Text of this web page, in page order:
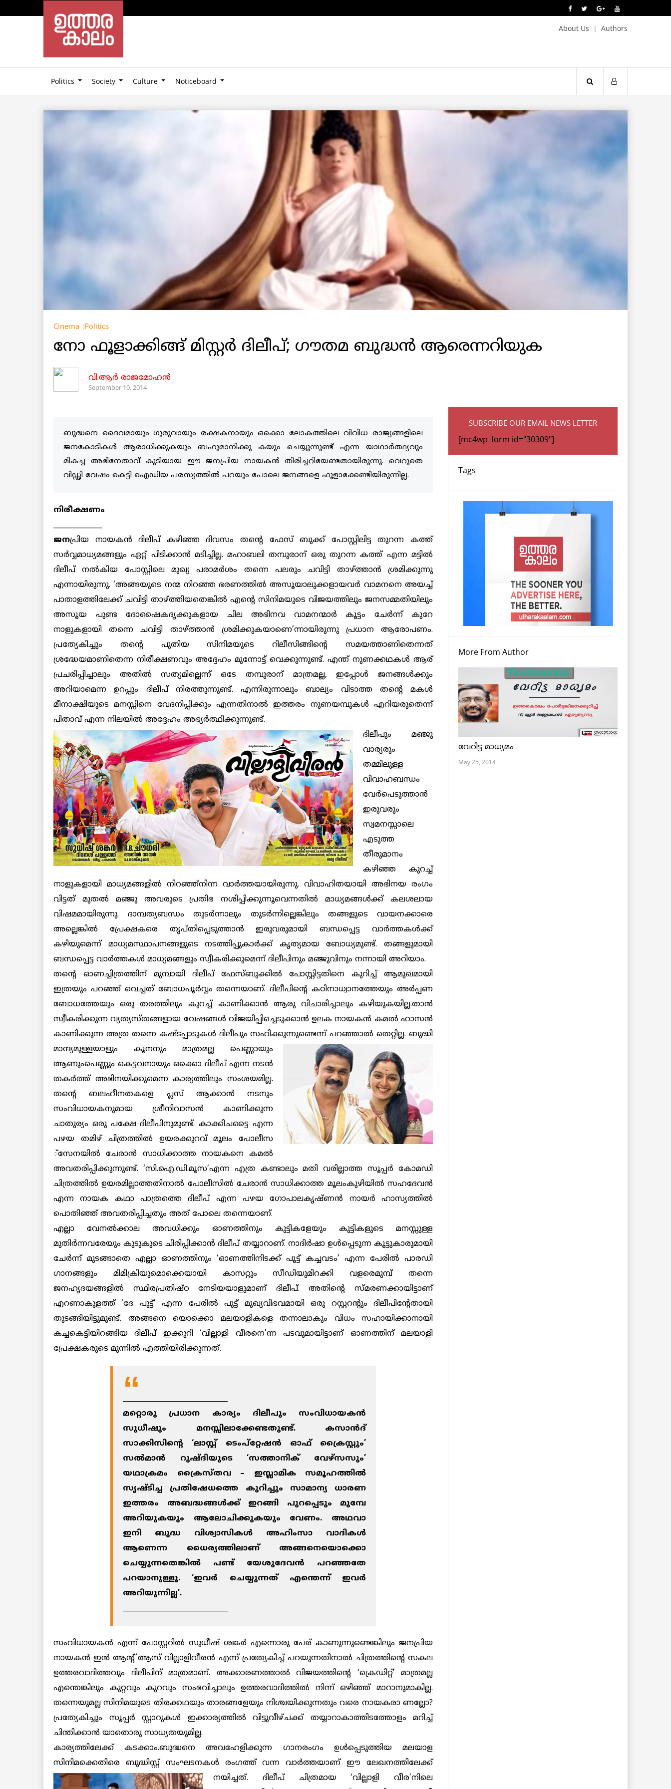
About Us Authors
Politics Society Culture Noticeboard
Cinema Politics
നോ ഫൂളാക്കിങ്ങ് മിസ്റ്റര്‍ ദിലീപ്; ഗൗതമ ബുദ്ധന്‍ ആരെന്നറിയുക
വി.ആര്‍ രാജമോഹന്‍
September 10, 2014
ബുദ്ധനെ ദൈവമായും ഗുരുവായും രക്ഷകനായും ഒക്കൊ ലോകത്തിലെ വിവിധ രാജ്യങ്ങളിലെ
ജനകോടികള്‍ ആരാധിക്കുകയും ബഹുമാനിക്കു കയും ചെയ്യുന്നുണ്ട് എന്ന യാഥാര്‍ത്ഥ്യവും
മികച്ച അഭിനേതാവ് കൂടിയായ ഈ ജനപ്രിയ നായകന്‍ തിരിച്ചറിയേണ്ടതായിരുന്നു. വെറുതെ
വിഡ്ഢി വേഷം കെട്ടി ഐഡിയ പരസ്യത്തില്‍ പറയും പോലെ ജനങ്ങളെ ഫൂളാക്കേണ്ടിയിരുന്നില്ല.
നിരീക്ഷണം
ജനപ്രിയ നായകന്‍ ദിലീപ് കഴിഞ്ഞ ദിവസം തന്റെ ഫേസ് ബുക്ക് പോസ്റ്റിലിട്ട തുറന്ന കത്ത്
സര്‍വ്വമാധ്യമങ്ങളും ഏറ്റ് പിടിക്കാന്‍ മടിച്ചില്ല. മഹാബലി തമ്പുരാന് ഒരു തുറന്ന കത്ത് എന്ന മട്ടില്‍
ദിലീപ് നല്‍കിയ പോസ്റ്റിലെ മുഖ്യ പരാമര്‍ശം തന്നെ പലരും ചവിട്ടി താഴ്ത്താന്‍ ശ്രമിക്കുന്നു
എന്നായിരുന്നു. ‘അങ്ങയുടെ നന്മ നിറഞ്ഞ ഭരണത്തില്‍ അസൂയാലുക്കളായവര്‍ വാമനനെ അയച്ച്
പാതാളത്തിലേക്ക് ചവിട്ടി താഴ്ത്തിയതെങ്കില്‍ എന്റെ സിനിമയുടെ വിജയത്തിലും ജനസമ്മതിയിലും
അസൂയ പുണ്ട ദോഷൈകദൃക്കുകളായ ചില അഭിനവ വാമനന്മാര്‍ കൂട്ടം ചേര്‍ന്ന് കുറേ
നാളുകളായി തന്നെ ചവിട്ടി താഴ്ത്താന്‍ ശ്രമിക്കുകയാണെ’ന്നായിരുന്നു പ്രധാന ആരോപണം.
പ്രത്യേകിച്ചും തന്റെ പുതിയ സിനിമയുടെ റിലീസിങ്ങിന്റെ സമയത്താണിതെന്നത്
ശ്രദ്ധേയമാണിതെന്ന നിരീക്ഷണവും അദ്ദേഹം മുന്നോട്ട് വെക്കുന്നുണ്ട്. എന്ത് നുണക്കഥകള്‍ ആര്
പ്രചരിപ്പിച്ചാലും അതില്‍ സത്യമില്ലെന്ന് ഒടേ തമ്പുരാന് മാത്രമല്ല, ഇപ്പോള്‍ ജനങ്ങള്‍ക്കും
അറിയാമെന്ന ഉറപ്പും ദിലീപ് നിരത്തുന്നുണ്ട്. എന്നിരുന്നാലും ബാല്യം വിടാത്ത തന്റെ മകള്‍
മീനാക്ഷിയുടെ മനസ്സിനെ വേദനിപ്പിക്കും എന്നതിനാല്‍ ഇത്തരം നുണയമ്പുകള്‍ എറിയരുതെന്ന്
പിതാവ് എന്ന നിലയില്‍ അദ്ദേഹം അഭ്യര്‍ത്ഥിക്കുന്നുണ്ട്.
ദിലീപും മഞ്ജു
വാര്യരും
തമ്മിലുള്ള
വിവാഹബന്ധം
വേര്‍പെടുത്താന്‍
ഇരുവരും
സ്വമനസ്സാലെ
എടുത്ത
തീരുമാനം
കഴിഞ്ഞ കുറച്ച്
നാളുകളായി മാധ്യമങ്ങളില്‍ നിറഞ്ഞ്‌നിന്ന വാര്‍ത്തയായിരുന്നു. വിവാഹിതയായി അഭിനയ രംഗം
വിട്ടത് മുതല്‍ മഞ്ജു അവരുടെ പ്രതിഭ നശിപ്പിക്കുന്നൂവെന്നതില്‍ മാധ്യമങ്ങള്‍ക്ക് കലശലായ
വിഷമമായിരുന്നു. ദാമ്പത്യബന്ധം തുടര്‍ന്നാലും തുടര്‍ന്നില്ലെങ്കിലും തങ്ങളുടെ വായനക്കാരെ
അല്ലെങ്കില്‍ പ്രേക്ഷകരെ തൃപ്തിപ്പെടുത്താന്‍ ഇരുവരുമായി ബന്ധപ്പെട്ട വാര്‍ത്തകള്‍ക്ക്
കഴിയുമെന്ന് മാധ്യമസ്ഥാപനങ്ങളുടെ നടത്തിപ്പുകാര്‍ക്ക് കൃത്യമായ ബോധ്യമുണ്ട്. തങ്ങളുമായി
ബന്ധപ്പെട്ട വാര്‍ത്തകള്‍ മാധ്യമങ്ങളും സ്വീകരിക്കുമെന്ന് ദിലീപിനും മഞ്ജുവിനും നന്നായി അറിയാം.
തന്റെ ഓണച്ചിത്രത്തിന് മുമ്പായി ദിലീപ് ഫേസ്ബുക്കില്‍ പോസ്റ്റിട്ടതിനെ കുറിച്ച് ആമുഖമായി
ഇത്രയും പറഞ്ഞ് വെച്ചത് ബോധപൂര്‍വ്വം തന്നെയാണ്. ദിലീപിന്റെ കഠിനാധ്വാനത്തേയും അര്‍പ്പണ
ബോധത്തേയും ഒരു തരത്തിലും കുറച്ച് കാണിക്കാന്‍ ആരു വിചാരിച്ചാലും കഴിയുകയില്ല.താന്‍
സ്വീകരിക്കുന്ന വ്യത്യസ്തങ്ങളായ വേഷങ്ങള്‍ വിജയിപ്പിച്ചെടുക്കാന്‍ ഉലക നായകന്‍ കമല്‍ ഹാസന്‍
കാണിക്കുന്ന അത്ര തന്നെ കഷ്ടപ്പാടുകള്‍ ദിലീപും സഹിക്കുന്നുണ്ടെന്ന് പറഞ്ഞാല്‍ തെറ്റില്ല. ബുദ്ധി
മാന്ദ്യമുള്ളയാളും കൂനനും മാത്രമല്ല പെണ്ണായും
ആണുംപെണ്ണും കെട്ടവനായും ഒക്കൊ ദിലീപ് എന്ന നടന്‍
തകര്‍ത്ത് അഭിനയിക്കുമെന്ന കാര്യത്തിലും സംശയമില്ല.
തന്റെ ബലഹീനതകളെ പ്ലസ് ആക്കാന്‍ നടനും
സംവിധായകനുമായ ശ്രീനിവാസന്‍ കാണിക്കുന്ന
ചാതുര്യം ഒരു പക്ഷേ ദിലീപിനുമുണ്ട്. കാക്കിചട്ടൈ എന്ന
പഴയ തമിഴ് ചിത്രത്തില്‍ ഉയരക്കുറവ് മൂലം പോലീസ
്‌സേനയില്‍ ചേരാന്‍ സാധിക്കാത്ത നായകനെ കമല്‍
അവതരിപ്പിക്കുന്നുണ്ട്. ‘സി.ഐ.ഡി.മൂസ’എന്ന എത്ര കണ്ടാലും മതി വരില്ലാത്ത സൂപ്പര്‍ കോമഡി
ചിത്രത്തില്‍ ഉയരമില്ലാത്തതിനാല്‍ പോലീസില്‍ ചേരാന്‍ സാധിക്കാത്ത മൂലംകുഴിയില്‍ സഹദേവന്‍
എന്ന നായക കഥാ പാത്രത്തെ ദിലീപ് എന്ന പഴയ ഗോപാലകൃഷ്ണന്‍ നായര്‍ ഹാസ്യത്തില്‍
പൊതിഞ്ഞ് അവതരിപ്പിച്ചതും അത് പോലെ തന്നെയാണ്.
എല്ലാ വേനല്‍ക്കാല അവധിക്കും ഓണത്തിനും കുട്ടികളേയും കുട്ടികളുടെ മനസ്സുള്ള
മുതിര്‍ന്നവരേയും കുടുകുടെ ചിരിപ്പിക്കാന്‍ ദിലീപ് തയ്യാറാണ്. നാദിര്‍ഷാ ഉള്‍പ്പെടുന്ന കൂട്ടുകാരുമായി
ചേര്‍ന്ന് മുടങ്ങാതെ എല്ലാ ഓണത്തിനും ‘ഓണത്തിനിടക്ക് പൂട്ട് കച്ചവടം’ എന്ന പേരില്‍ പാരഡി
ഗാനങ്ങളും മിമിക്രിയുമൊക്കെയായി കാസറ്റും സീഡിയുമിറക്കി വളരെമുമ്പ് തന്നെ
ജനഹൃദയങ്ങളില്‍ സ്ഥിരപ്രതിഷ്ഠ നേടിയയാളുമാണ് ദിലീപ്. അതിന്റെ സ്മരണക്കായിട്ടാണ്
എറണാകുളത്ത് ‘ദേ പുട്ട്’ എന്ന പേരില്‍ പുട്ട് മുഖ്യവിഭവമായി ഒരു റസ്റ്ററന്റും ദിലീപിന്റേതായി
തുടങ്ങിയിട്ടുമുണ്ട്. അങ്ങനെ യൊക്കൊ മലയാളികളെ തന്നാലാകും വിധം സഹായിക്കാനായി
കച്ചകെട്ടിയിറങ്ങിയ ദിലീപ് ഇക്കുറി ‘വില്ലാളി വീരനെ’ന്ന പടവുമായിട്ടാണ് ഓണത്തിന് മലയാളി
പ്രേക്ഷകരുടെ മുന്നില്‍ എത്തിയിരിക്കുന്നത്.
മറ്റൊരു പ്രധാന കാര്യം ദിലീപും സംവിധായകന്‍
സുധീഷും മനസ്സിലാക്കേണ്ടതുണ്ട്. കസാന്‍ദ്
സാക്കിസിന്റെ ‘ലാസ്റ്റ് ടെംപ്‌റ്റേഷന്‍ ഓഫ് ക്രൈസ്റ്റും’
സല്‍മാന്‍ റുഷ്ദിയുടെ ‘സത്താനിക് വേഴ്‌സസും’
യഥാക്രമം ക്രൈസ്തവ – ഇസ്ലാമിക സമൂഹത്തില്‍
സൃഷ്ടിച്ച പ്രതിഷേധത്തെ കുറിച്ചും സാമാന്യ ധാരണ
ഇത്തരം അബദ്ധങ്ങള്‍ക്ക് ഇറങ്ങി പുറപ്പെടും മുമ്പേ
അറിയുകയും ആലോചിക്കുകയും വേണം. അഥവാ
ഇനി ബുദ്ധ വിശ്വാസികള്‍ അഹിംസാ വാദികള്‍
ആണെന്ന ധൈര്യത്തിലാണ് അങ്ങനെയൊക്കൊ
ചെയ്യുന്നതെങ്കില്‍ പണ്ട് യേശുദേവന്‍ പറഞ്ഞതേ
പറയാനുള്ളൂ. ‘ഇവര്‍ ചെയ്യുന്നത് എന്തെന്ന് ഇവര്‍
അറിയുന്നില്ല’.
സംവിധായകന്‍ എന്ന് പോസ്റ്ററില്‍ സുധീഷ് ശങ്കര്‍ എന്നൊരു പേര് കാണുന്നുണ്ടെങ്കിലും ജനപ്രിയ
നായകന്‍ ഇന്‍ ആന്റ് ആസ് വില്ലാളിവീരന്‍ എന്ന് പ്രത്യേകിച്ച് പറയുന്നതിനാല്‍ ചിത്രത്തിന്റെ സകല
ഉത്തരവാദിത്തവും ദിലീപിന് മാത്രമാണ്. അക്കാരണത്താല്‍ വിജയത്തിന്റെ ‘ക്രെഡിറ്റ്’ മാത്രമല്ല
എന്തെങ്കിലും കുറ്റവും കുറവും സംഭവിച്ചാലും ഉത്തരവാദിത്തില്‍ നിന്ന് ഒഴിഞ്ഞ് മാറാനുമാകില്ല.
തന്നെയുമല്ല സിനിമയുടെ തിരക്കഥയും താരങ്ങളേയും നിശ്ചയിക്കുന്നതും വരെ നായകരാ ണല്ലോ?
പ്രത്യേകിച്ചും സൂപ്പര്‍ സ്റ്റാറുകള്‍ ഇക്കാര്യത്തില്‍ വിട്ടുവീഴ്ചക്ക് തയ്യാറാകാത്തിടത്തോളം മറിച്ച്
ചിന്തിക്കാന്‍ യാതൊരു സാധ്യതയുമില്ല.
കാര്യത്തിലേക്ക് കടക്കാം.ബുദ്ധനെ അവഹേളിക്കുന്ന ഗാനരംഗം ഉള്‍പ്പെടുത്തിയ മലയാള
സിനിമക്കെതിരെ ബുദ്ധിസ്റ്റ് സംഘടനകള്‍ രംഗത്ത് വന്ന വാര്‍ത്തയാണ് ഈ ലേഖനത്തിലേക്ക്
നയിച്ചത്. ദിലീപ് ചിത്രമായ ‘വില്ലാളി വീര’നിലെ
SUBSCRIBE OUR EMAIL NEWS LETTER
[mc4wp_form id="30309"]
Tags
More From Author
വേറിട്ട മാധ്യമം
May 25, 2014